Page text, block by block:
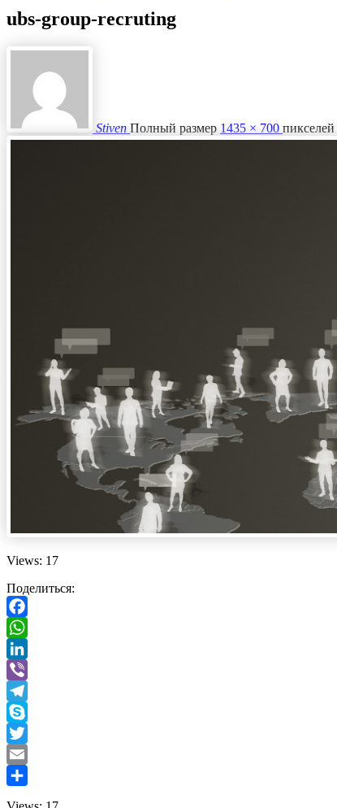
ubs-group-recruting
Stiven Полный размер 1435 × 700 пикселей
Views: 17
Поделиться:
Facebook
WhatsApp
LinkedIn
Viber
Telegram
Skype
Twitter
Email